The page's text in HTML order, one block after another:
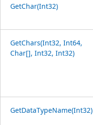
GetChar(Int32)
GetChars(Int32, Int64,
Char[], Int32, Int32)
GetDataTypeName(Int32)